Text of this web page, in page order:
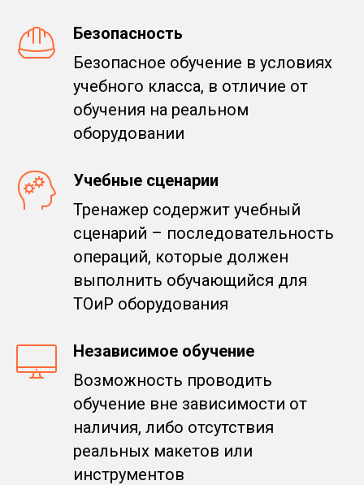
Безопасность
Безопасное обучение в условиях
учебного класса, в отличие от
обучения на реальном
оборудовании
Учебные сценарии
Тренажер содержит учебный
сценарий – последовательность
операций, которые должен
выполнить обучающийся для
ТОиР оборудования
Независимое обучение
Возможность проводить
обучение вне зависимости от
наличия, либо отсутствия
реальных макетов или
инструментов